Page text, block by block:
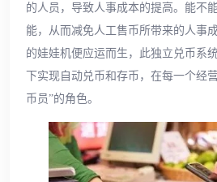
的人员，导致人事成本的提高。能不
能，从而减免人工售币所带来的人事
的娃娃机便应运而生，此独立兑币系
下实现自动兑币和存币，在每一个经
币员”的角色。